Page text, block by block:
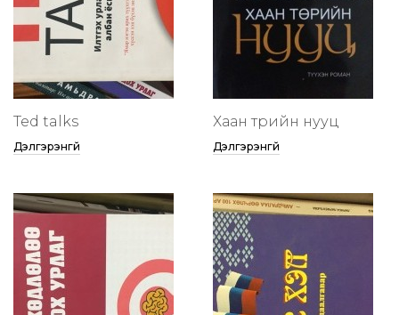
Ted talks
Дэлгэрэнгүй
Хаан төрийн нууц
Дэлгэрэнгүй